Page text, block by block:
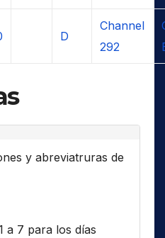
D
Channel
292
y abreviatruras de
a 7 para los días